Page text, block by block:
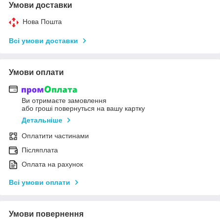
Умови доставки
Нова Пошта
Всі умови доставки
Умови оплати
Ви отримаєте замовлення
або гроші повернуться на вашу картку
Детальніше
Оплатити частинами
Післяплата
Оплата на рахунок
Всі умови оплати
Умови повернення